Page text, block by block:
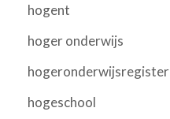
hogent
hoger onderwijs
hogeronderwijsregister
hogeschool